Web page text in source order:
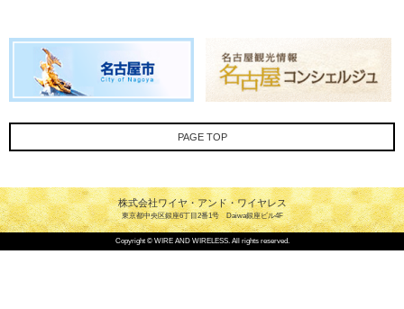
PAGE TOP
株式会社ワイヤ・アンド・ワイヤレス
東京都中央区銀座6丁目2番1号 Daiwa銀座ビル4F
Copyright © WIRE AND WIRELESS. All rights reserved.